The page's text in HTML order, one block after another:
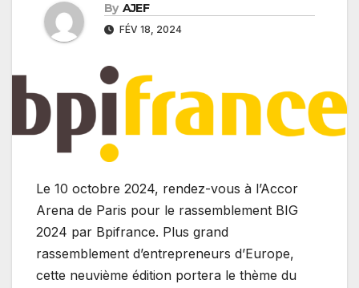
By AJEF
FÉV 18, 2024
Le 10 octobre 2024, rendez-vous à l’Accor
Arena de Paris pour le rassemblement BIG
2024 par Bpifrance. Plus grand
rassemblement d’entrepreneurs d’Europe,
cette neuvième édition portera le thème du